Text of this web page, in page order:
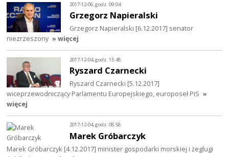
2017-12-06, godz. 09:04
Grzegorz Napieralski
Grzegorz Napieralski [6.12.2017] senator
niezrzeszony » więcej
2017-12-04, godz. 15:48
Ryszard Czarnecki
Ryszard Czarnecki [5.12.2017]
wiceprzewodniczący Parlamentu Europejskiego, europoseł PiS »
więcej
2017-12-04, godz. 08:58
Marek Gróbarczyk
Marek Gróbarczyk [4.12.2017] minister gospodarki morskiej i żeglugi